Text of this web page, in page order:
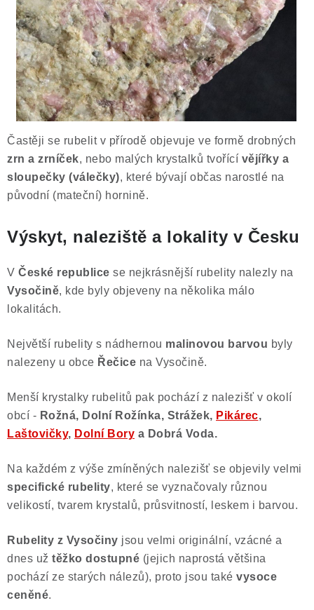
Častěji se rubelit v přírodě objevuje ve formě drobných
zrn a zrníček, nebo malých krystalků tvořící vějířky a
sloupečky (válečky), které bývají občas narostlé na
původní (mateční) hornině.
Výskyt, naleziště a lokality v Česku
V České republice se nejkrásnější rubelity nalezly na
Vysočině, kde byly objeveny na několika málo
lokalitách.
Největší rubelity s nádhernou malinovou barvou byly
nalezeny u obce Řečice na Vysočině.
Menší krystalky rubelitů pak pochází z nalezišť v okolí
obcí - Rožná, Dolní Rožínka, Strážek, Pikárec,
Laštovičky, Dolní Bory a Dobrá Voda.
Na každém z výše zmíněných nalezišť se objevily velmi
specifické rubelity, které se vyznačovaly různou
velikostí, tvarem krystalů, průsvitností, leskem i barvou.
Rubelity z Vysočiny jsou velmi originální, vzácné a
dnes už těžko dostupné (jejich naprostá většina
pochází ze starých nálezů), proto jsou také vysoce
ceněné.